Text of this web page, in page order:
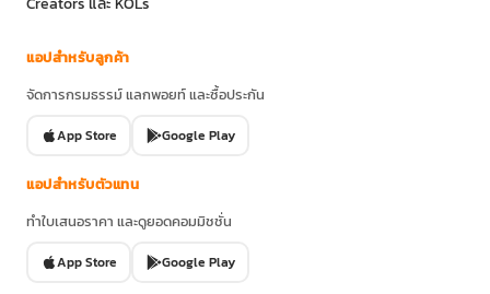
แอปสำหรับลูกค้า
จัดการกรมธรรม์ แลกพอยท์ และซื้อประกัน
App Store Google Play
แอปสำหรับตัวแทน
ทำใบเสนอราคา และดูยอดคอมมิชชั่น
App Store Google Play